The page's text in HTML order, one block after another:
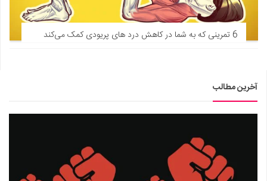
6 تمرینی که به شما در کاهش درد های پریودی کمک می‌کند
آخرین مطالب